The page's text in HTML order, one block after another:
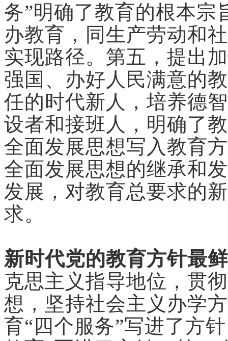
务”明确了教育的根本宗
办教育，同生产劳动和
实现路径。第五，提出
强国、办好人民满意的
任的时代新人，培养德
设者和接班人，明确了
全面发展思想写入教育
全面发展思想的继承和
发展，对教育总要求的
求。
新时代党的教育方针最
克思主义指导地位，贯
想，坚持社会主义办学
育“四个服务”写进了方